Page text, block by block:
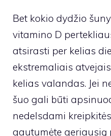
Bet kokio dydžio
vitamino D
atsirasti per kelias
ekstremaliais
kelias valandas. Jei
šuo gali būti
nedelsdami
gautumėte geriausią